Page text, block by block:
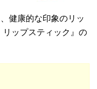
健康的な印象のリッ
ップスティック』の